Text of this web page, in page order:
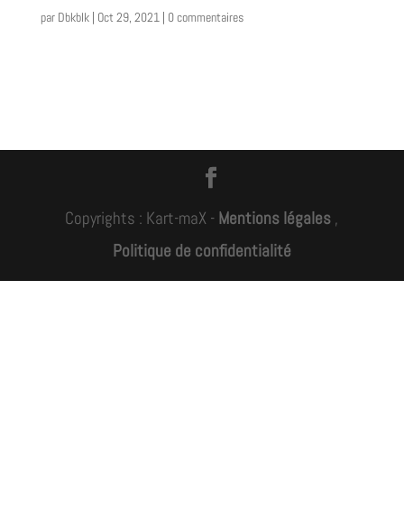
par Dbkblk| Oct 29, 2021| 0 commentaires
Copyrights : Kart-maX - Mentions légales ,
Politique de confidentialité